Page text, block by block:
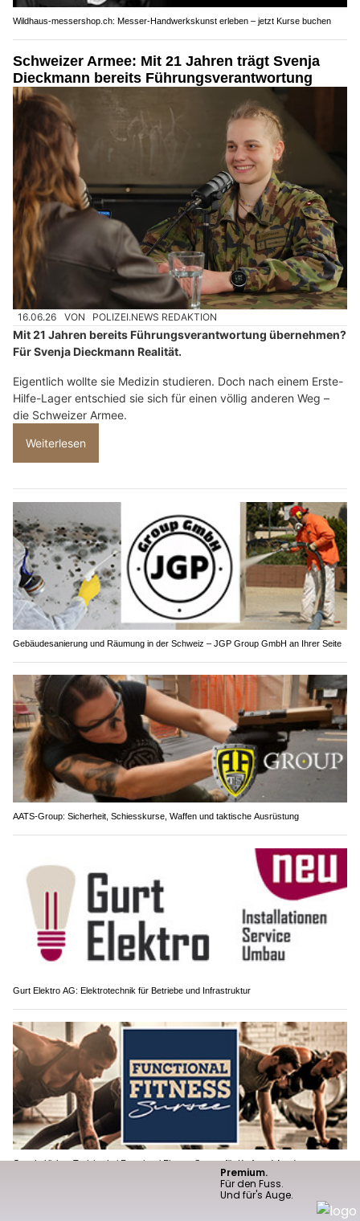
Wildhaus-messershop.ch: Messer-Handwerkskunst erleben – jetzt Kurse buchen
Schweizer Armee: Mit 21 Jahren trägt Svenja
Dieckmann bereits Führungsverantwortung
16.06.26 VON POLIZEI.NEWS REDAKTION
Mit 21 Jahren bereits Führungsverantwortung übernehmen?
Für Svenja Dieckmann Realität.
Eigentlich wollte sie Medizin studieren. Doch nach einem Erste-
Hilfe-Lager entschied sie sich für einen völlig anderen Weg –
die Schweizer Armee.
Weiterlesen
Gebäudesanierung und Räumung in der Schweiz – JGP Group GmbH an Ihrer Seite
AATS-Group: Sicherheit, Schiesskurse, Waffen und taktische Ausrüstung
Gurt Elektro AG: Elektrotechnik für Betriebe und Infrastruktur
Ganzheitliches Training bei Functional Fitness Sursee für Kraft und Ausdauer
Schweizer Armee: Armeechef Benedikt Roos